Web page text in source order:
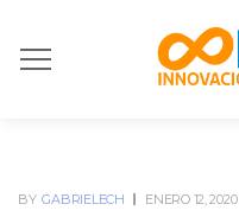
BY GABRIELECH ENERO 12, 2020